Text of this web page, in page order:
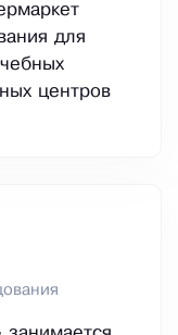
для
центров